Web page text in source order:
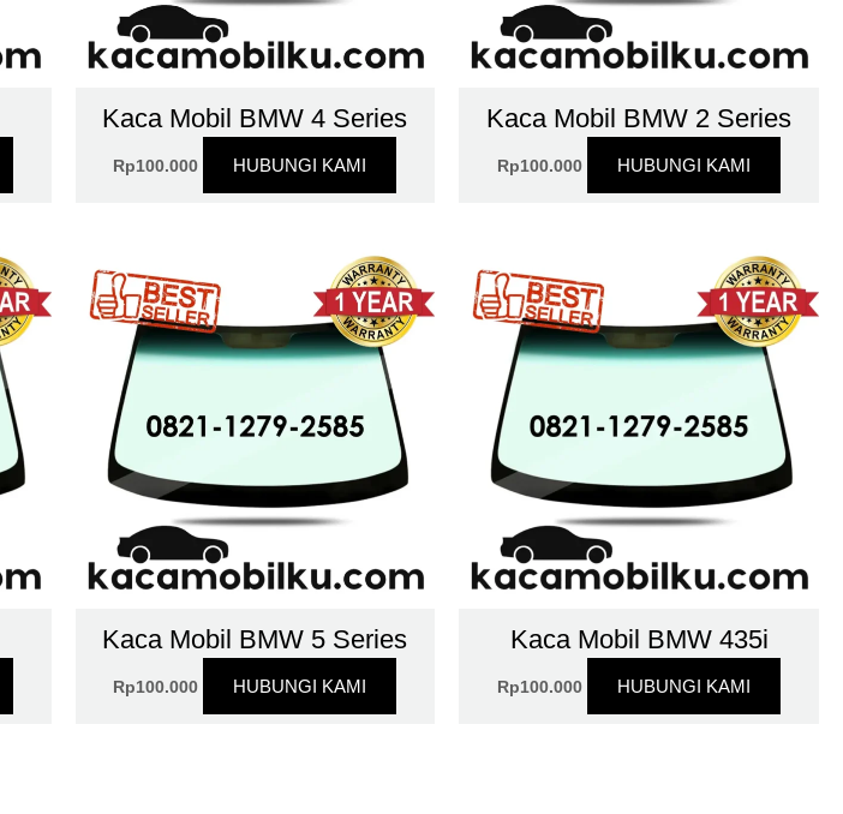
Kaca Mobil BMW 4 Series
Rp100.000 HUBUNGI KAMI
Kaca Mobil BMW 2 Series
Rp100.000 HUBUNGI KAMI
Kaca Mobil BMW 5 Series
Rp100.000 HUBUNGI KAMI
Kaca Mobil BMW 435i
Rp100.000 HUBUNGI KAMI